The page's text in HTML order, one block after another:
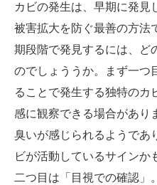
カビの発生は、早期に発見
被害拡大を防ぐ最善の方法
期段階で発見するには、ど
のでしょううか。まず一つ
ることで発生する独特のカ
感に観察できる場合があり
臭いが感じられるようであ
ビが活動しているサインか
二つ目は「目視での確認」